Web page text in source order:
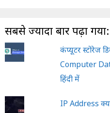
सबसे ज्यादा बार पढ़ा गया:
कंप्यूटर स्टोरेज
Computer
हिंदी में
IP Address